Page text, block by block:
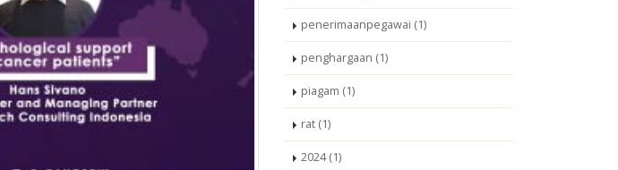
penerimaanpegawai (1)
penghargaan (1)
piagam (1)
rat (1)
2024 (1)